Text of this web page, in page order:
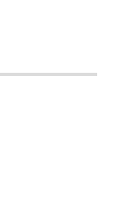
により、
せること
部また
逆アセン